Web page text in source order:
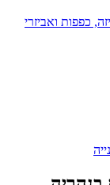
כפפות ואביזרי